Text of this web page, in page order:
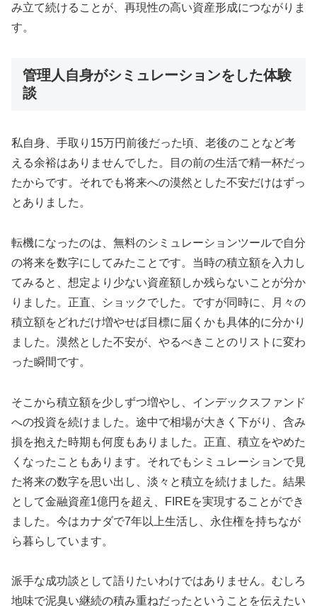
み立て続けることが、再現性の高い資産形成につながりま
す。
管理人自身がシミュレーションをした体験
談
私自身、手取り15万円前後だった頃、老後のことなど考
える余裕はありませんでした。目の前の生活で精一杯だっ
たからです。それでも将来への漠然とした不安だけはずっ
とありました。
転機になったのは、無料のシミュレーションツールで自分
の将来を数字にしてみたことです。当時の積立額を入力し
てみると、想定より少ない資産額しか残らないことが分か
りました。正直、ショックでした。ですが同時に、月々の
積立額をどれだけ増やせば目標に届くかも具体的に分かり
ました。漠然とした不安が、やるべきことのリストに変わ
った瞬間です。
そこから積立額を少しずつ増やし、インデックスファンド
への投資を続けました。途中で相場が大きく下がり、含み
損を抱えた時期も何度もありました。正直、積立をやめた
くなったこともあります。それでもシミュレーションで見
た将来の数字を思い出し、淡々と積立を続けました。結果
として金融資産1億円を超え、FIREを実現することができ
ました。今はカナダで7年以上生活し、永住権を持ちなが
ら暮らしています。
派手な成功談として語りたいわけではありません。むしろ
地味で泥臭い継続の積み重ねだったということを伝えたい